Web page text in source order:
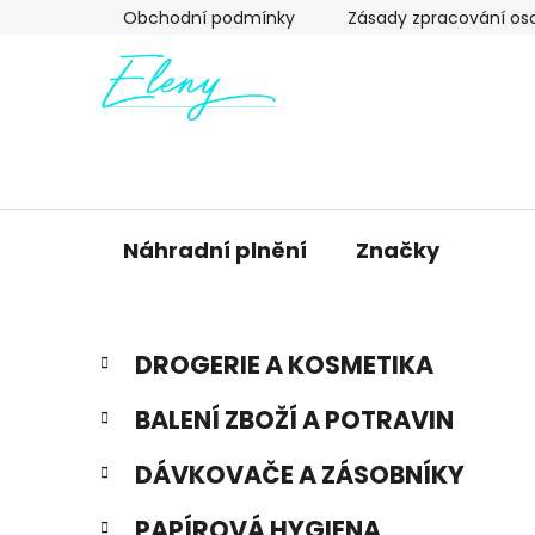
Obchodní podmínky Zásady zpracování
Náhradní plnění Značky
P
s
r
Přeskočit
kategorie
K
a
e
o
DROGERIE A KOSMETIKA
BALENÍ ZBOŽÍ A POTRAVIN
DÁVKOVAČE A ZÁSOBNÍKY